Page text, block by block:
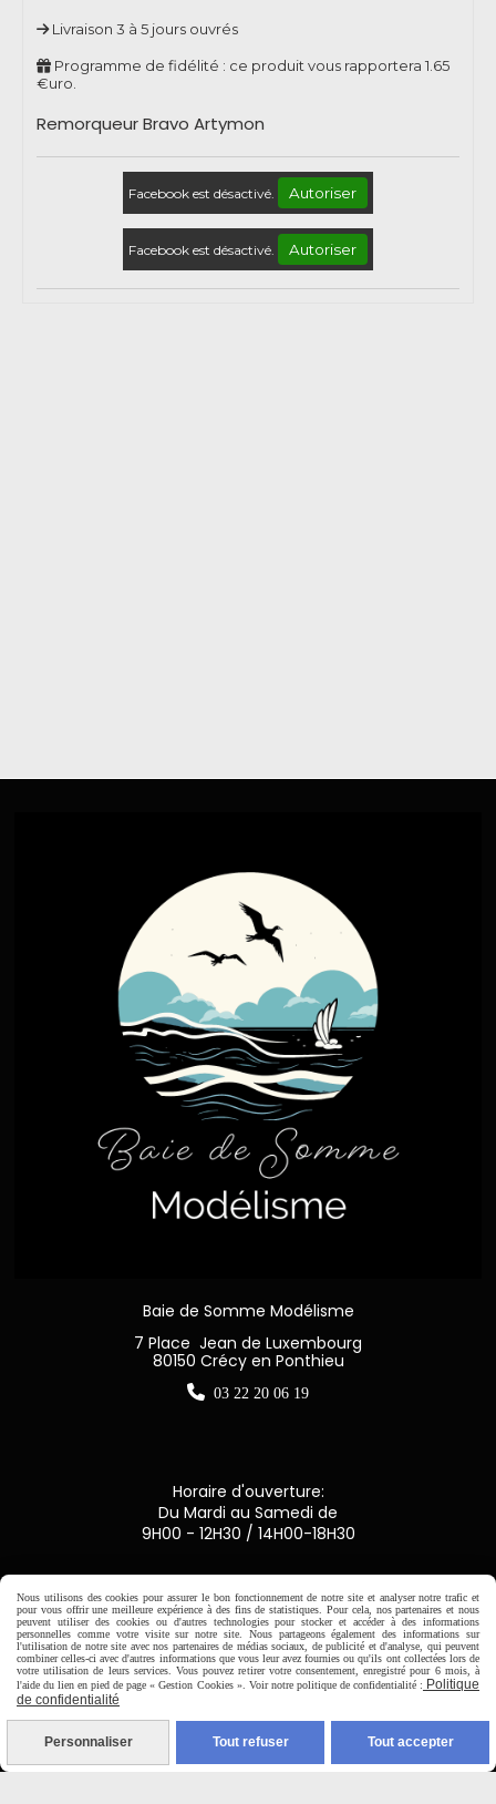
Livraison 3 à 5 jours ouvrés
Programme de fidélité : ce produit vous rapportera 1.65
€uro.
Remorqueur Bravo Artymon
Facebook est désactivé. Autoriser
Facebook est désactivé. Autoriser
Baie de Somme Modélisme
7 Place Jean de Luxembourg
80150 Crécy en Ponthieu
 03 22 20 06 19
Horaire d'ouverture:
Du Mardi au Samedi de
9H00 - 12H30 / 14H00-18H30
Paiement sécurisé
CB Crédit Agricole
Virement bancaire
PAYPAL (4x sans frais)
Nous utilisons des cookies pour assurer le bon fonctionnement de notre site et analyser notre trafic et
pour vous offrir une meilleure expérience à des fins de statistiques. Pour cela, nos partenaires et nous
peuvent utiliser des cookies ou d'autres technologies pour stocker et accéder à des informations
personnelles comme votre visite sur notre site. Nous partageons également des informations sur
l'utilisation de notre site avec nos partenaires de médias sociaux, de publicité et d'analyse, qui peuvent
combiner celles-ci avec d'autres informations que vous leur avez fournies ou qu'ils ont collectées lors de
votre utilisation de leurs services. Vous pouvez retirer votre consentement, enregistré pour 6 mois, à
l'aide du lien en pied de page « Gestion Cookies ». Voir notre politique de confidentialité : Politique
de confidentialité
Personnaliser Tout refuser Tout accepter